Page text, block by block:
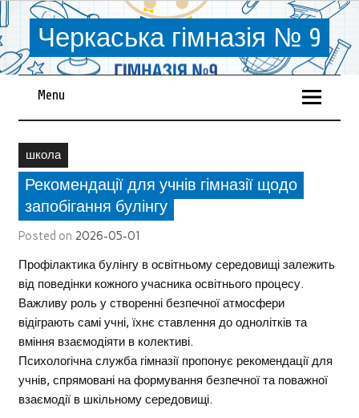
Черкаська гімназія № 9
Menu
школа
Рекомендації для учнів гімназії щодо
запобігання булінгу
Posted on 2026-05-01
Профілактика булінгу в освітньому середовищі залежить
від поведінки кожного учасника освітнього процесу.
Важливу роль у створенні безпечної атмосфери
відіграють самі учні, їхнє ставлення до однолітків та
вміння взаємодіяти в колективі.
Психологічна служба гімназії пропонує рекомендації для
учнів, спрямовані на формування безпечної та поважної
взаємодії в шкільному середовищі.